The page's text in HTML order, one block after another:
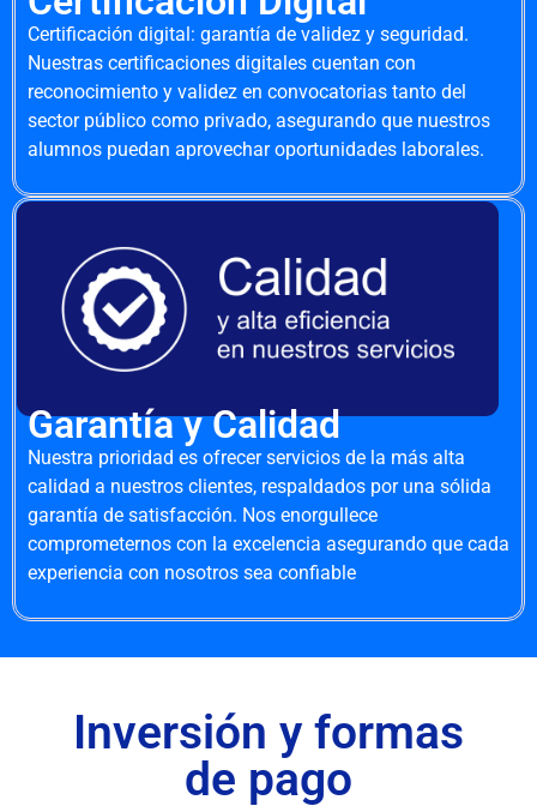
Certificación digital: garantía de validez y seguridad.
Nuestras certificaciones digitales cuentan con
reconocimiento y validez en convocatorias tanto del
sector público como privado, asegurando que nuestros
alumnos puedan aprovechar oportunidades laborales.
Garantía y Calidad
Nuestra prioridad es ofrecer servicios de la más alta
calidad a nuestros clientes, respaldados por una sólida
garantía de satisfacción. Nos enorgullece
comprometernos con la excelencia asegurando que cada
experiencia con nosotros sea confiable
Inversión y formas
de pago